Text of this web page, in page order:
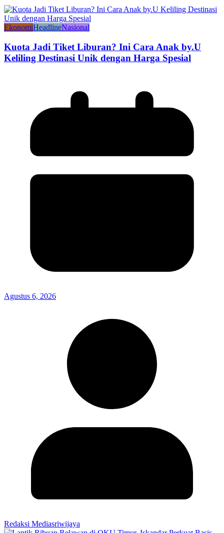
EkonomiHeadlineNasional
Kuota Jadi Tiket Liburan? Ini Cara Anak by.U
Keliling Destinasi Unik dengan Harga Spesial
Agustus 6, 2026
Redaksi Mediasriwijaya